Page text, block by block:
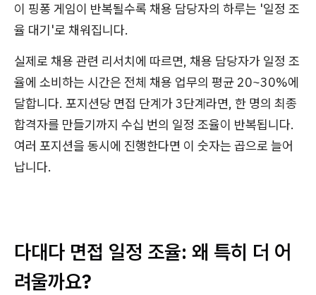
이 핑퐁 게임이 반복될수록 채용 담당자의 하루는 '일정 조
율 대기'로 채워집니다.
실제로 채용 관련 리서치에 따르면, 채용 담당자가 일정 조
율에 소비하는 시간은 전체 채용 업무의 평균 20~30%에
달합니다. 포지션당 면접 단계가 3단계라면, 한 명의 최종
합격자를 만들기까지 수십 번의 일정 조율이 반복됩니다.
여러 포지션을 동시에 진행한다면 이 숫자는 곱으로 늘어
납니다.
다대다 면접 일정 조율: 왜 특히 더 어
려울까요?